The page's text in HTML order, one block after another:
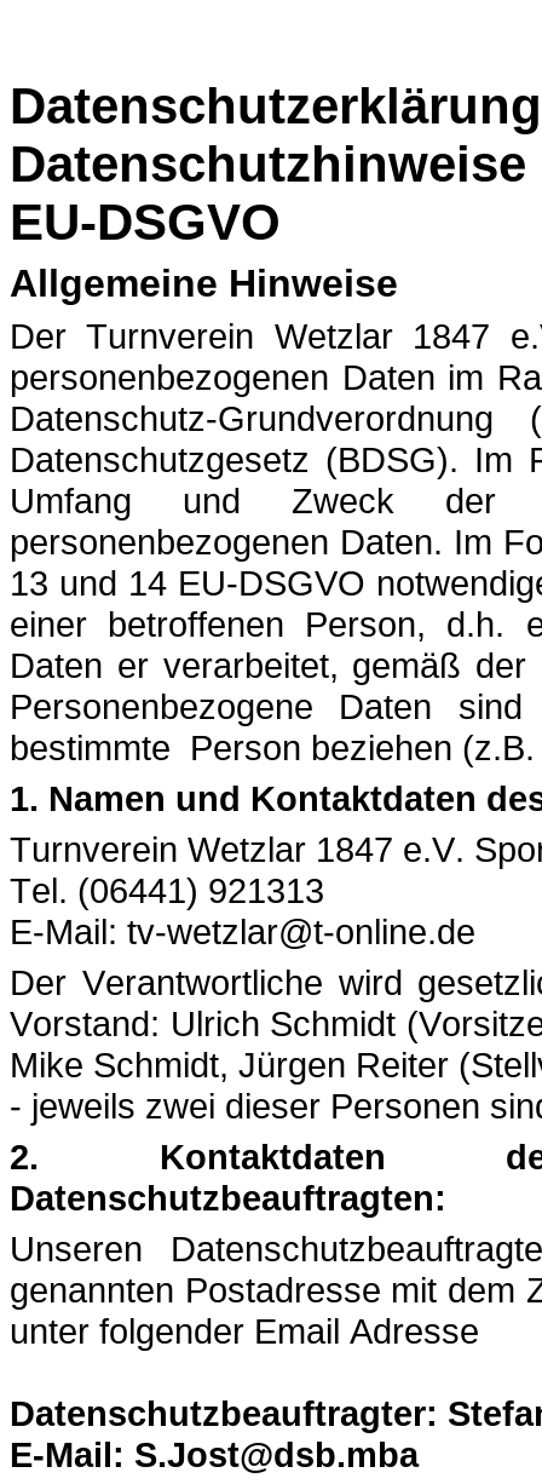
EU-DSGVO
Allgemeine Hinweise
Der Turnverein Wetzlar 1847
personenbezogenen Daten im
Datenschutz-
Datenschutzgesetz (BDSG). Im
Umfang und Zweck der
personenbezogenen Daten. Im
13 und 14 EU-DSGVO
einer betroffenen Person, d.h.
Daten er verarbeitet, gemäß
Personenbezogene Daten
bestimmte Person beziehen
1. Namen und Kontaktdaten
Turnverein Wetzlar 1847 e.V.
Tel. (06441) 921313
E-Mail: tv-wetzlar@t-online.de
Der Verantwortliche wird
Vorstand: Ulrich Schmidt
Mike Schmidt, Jürgen Reiter
- jeweils zwei dieser Personen
2. Kontaktdaten des
Datenschutzbeauftragten:
Unseren
genannten Postadresse mit dem
unter folgender Email Adresse
Datenschutzbeauftragter:
E-Mail: S.Jost@dsb.mba